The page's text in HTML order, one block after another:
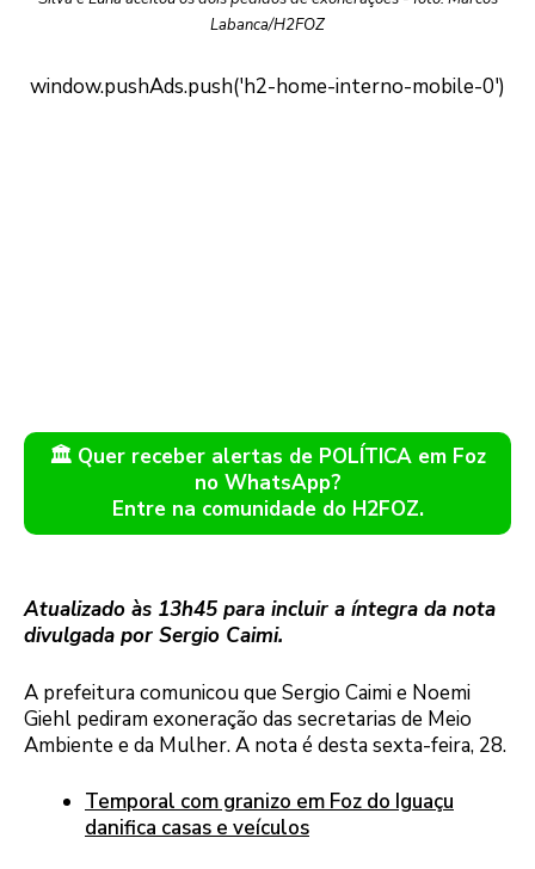
Labanca/H2FOZ
🏛️ Quer receber alertas de POLÍTICA em Foz
no WhatsApp?
Entre na comunidade do H2FOZ.
Atualizado às 13h45 para incluir a íntegra da nota
divulgada por Sergio Caimi.
A prefeitura comunicou que Sergio Caimi e Noemi
Giehl pediram exoneração das secretarias de Meio
Ambiente e da Mulher. A nota é desta sexta-feira, 28.
Temporal com granizo em Foz do Iguaçu
danifica casas e veículos